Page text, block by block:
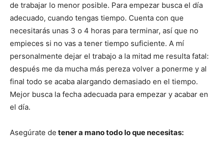
de trabajar lo menor posible. Para empezar busca el día
adecuado, cuando tengas tiempo. Cuenta con que
necesitarás unas 3 o 4 horas para terminar, así que no
empieces si no vas a tener tiempo suficiente. A mí
personalmente dejar el trabajo a la mitad me resulta fatal:
después me da mucha más pereza volver a ponerme y al
final todo se acaba alargando demasiado en el tiempo.
Mejor busca la fecha adecuada para empezar y acabar en
el día.
Asegúrate de tener a mano todo lo que necesitas: